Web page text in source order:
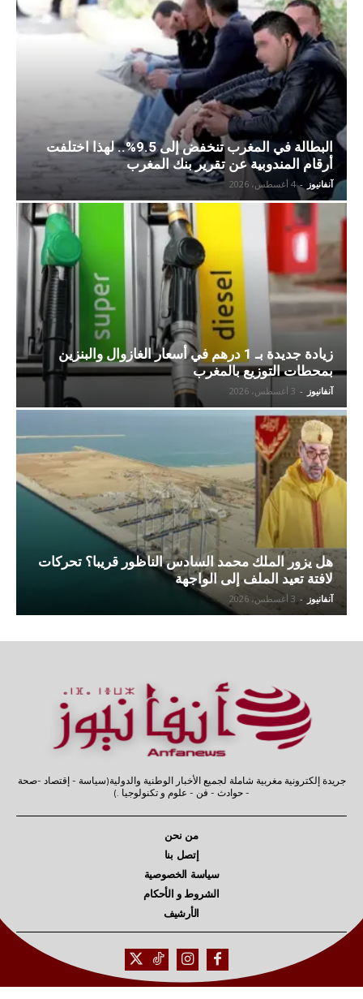
البطالة في المغرب تنخفض إلى 9.5%.. لهذا اختلفت
أرقام المندوبية عن تقرير بنك المغرب
آنفانيوز - 4 أغسطس، 2026
زيادة جديدة بـ 1 درهم في أسعار الغازوال والبنزين
بمحطات التوزيع بالمغرب
آنفانيوز - 3 أغسطس، 2026
هل يزور الملك محمد السادس الناظور قريبا؟ تحركات
لافتة تعيد الملف إلى الواجهة
آنفانيوز - 3 أغسطس، 2026
جريدة إلكترونية مغربية شاملة لجميع الأخبار الوطنية والدولية(سياسة - إقتصاد -صحة
- حوادث - فن - علوم و تكنولوجيا .)
من نحن
إتصل بنا
سياسة الخصوصية
الشروط و الأحكام
الأرشيف